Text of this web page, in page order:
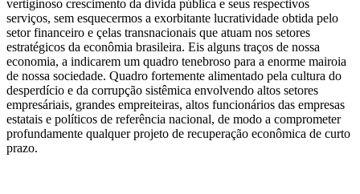
vertiginoso crescimento da dívida pública e seus respectivos
serviços, sem esquecermos a exorbitante lucratividade obtida pelo
setor financeiro e çelas transnacionais que atuam nos setores
estratégicos da econômia brasileira. Eis alguns traços de nossa
economia, a indicarem um quadro tenebroso para a enorme mairoia
de nossa sociedade. Quadro fortemente alimentado pela cultura do
desperdício e da corrupção sistêmica envolvendo altos setores
empresáriais, grandes empreiteiras, altos funcionários das empresas
estatais e políticos de referência nacional, de modo a comprometer
profundamente qualquer projeto de recuperação econômica de curto
prazo.